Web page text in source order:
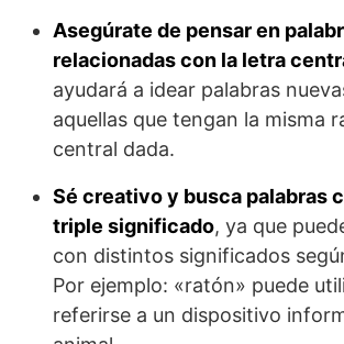
Asegúrate de pensar en
relacionadas con la letra
ayudará a idear palabras
aquellas que tengan la misma
central dada.
Sé creativo y busca palabras
triple significado, ya que
con distintos significados
Por ejemplo: «ratón» puede
referirse a un dispositivo